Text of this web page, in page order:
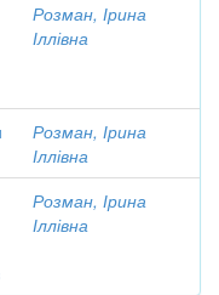
Розман, Ірина
Іллівна
Розман, Ірина
Іллівна
Розман, Ірина
Іллівна